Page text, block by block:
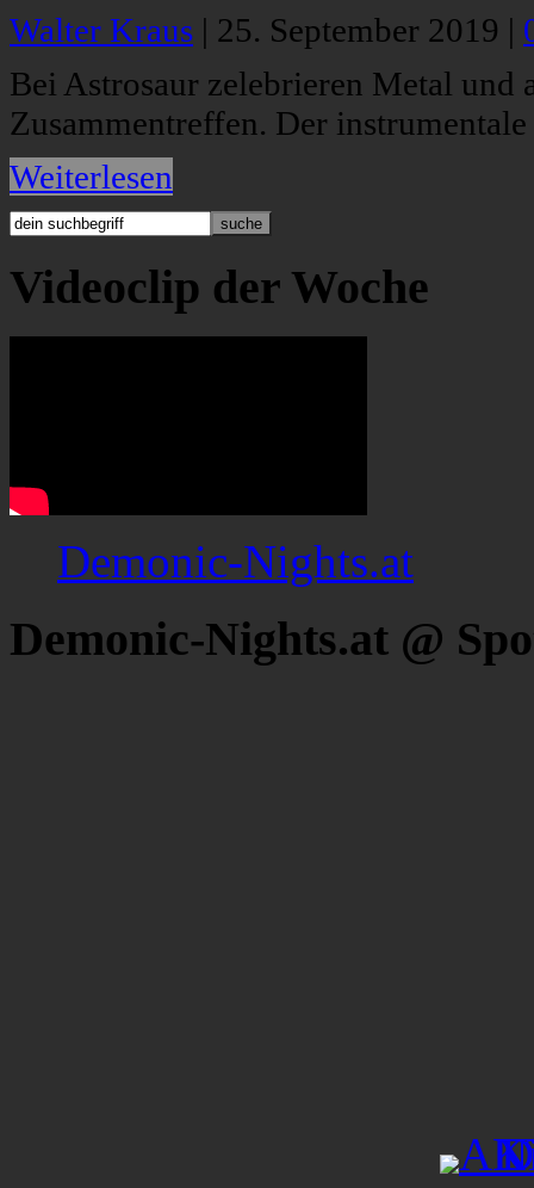
Walter Kraus | 25. September 2019 |
Bei Astrosaur zelebrieren Metal und
Zusammentreffen. Der
Weiterlesen
Videoclip der Woche
Demonic-Nights.at
Demonic-Nights.at @